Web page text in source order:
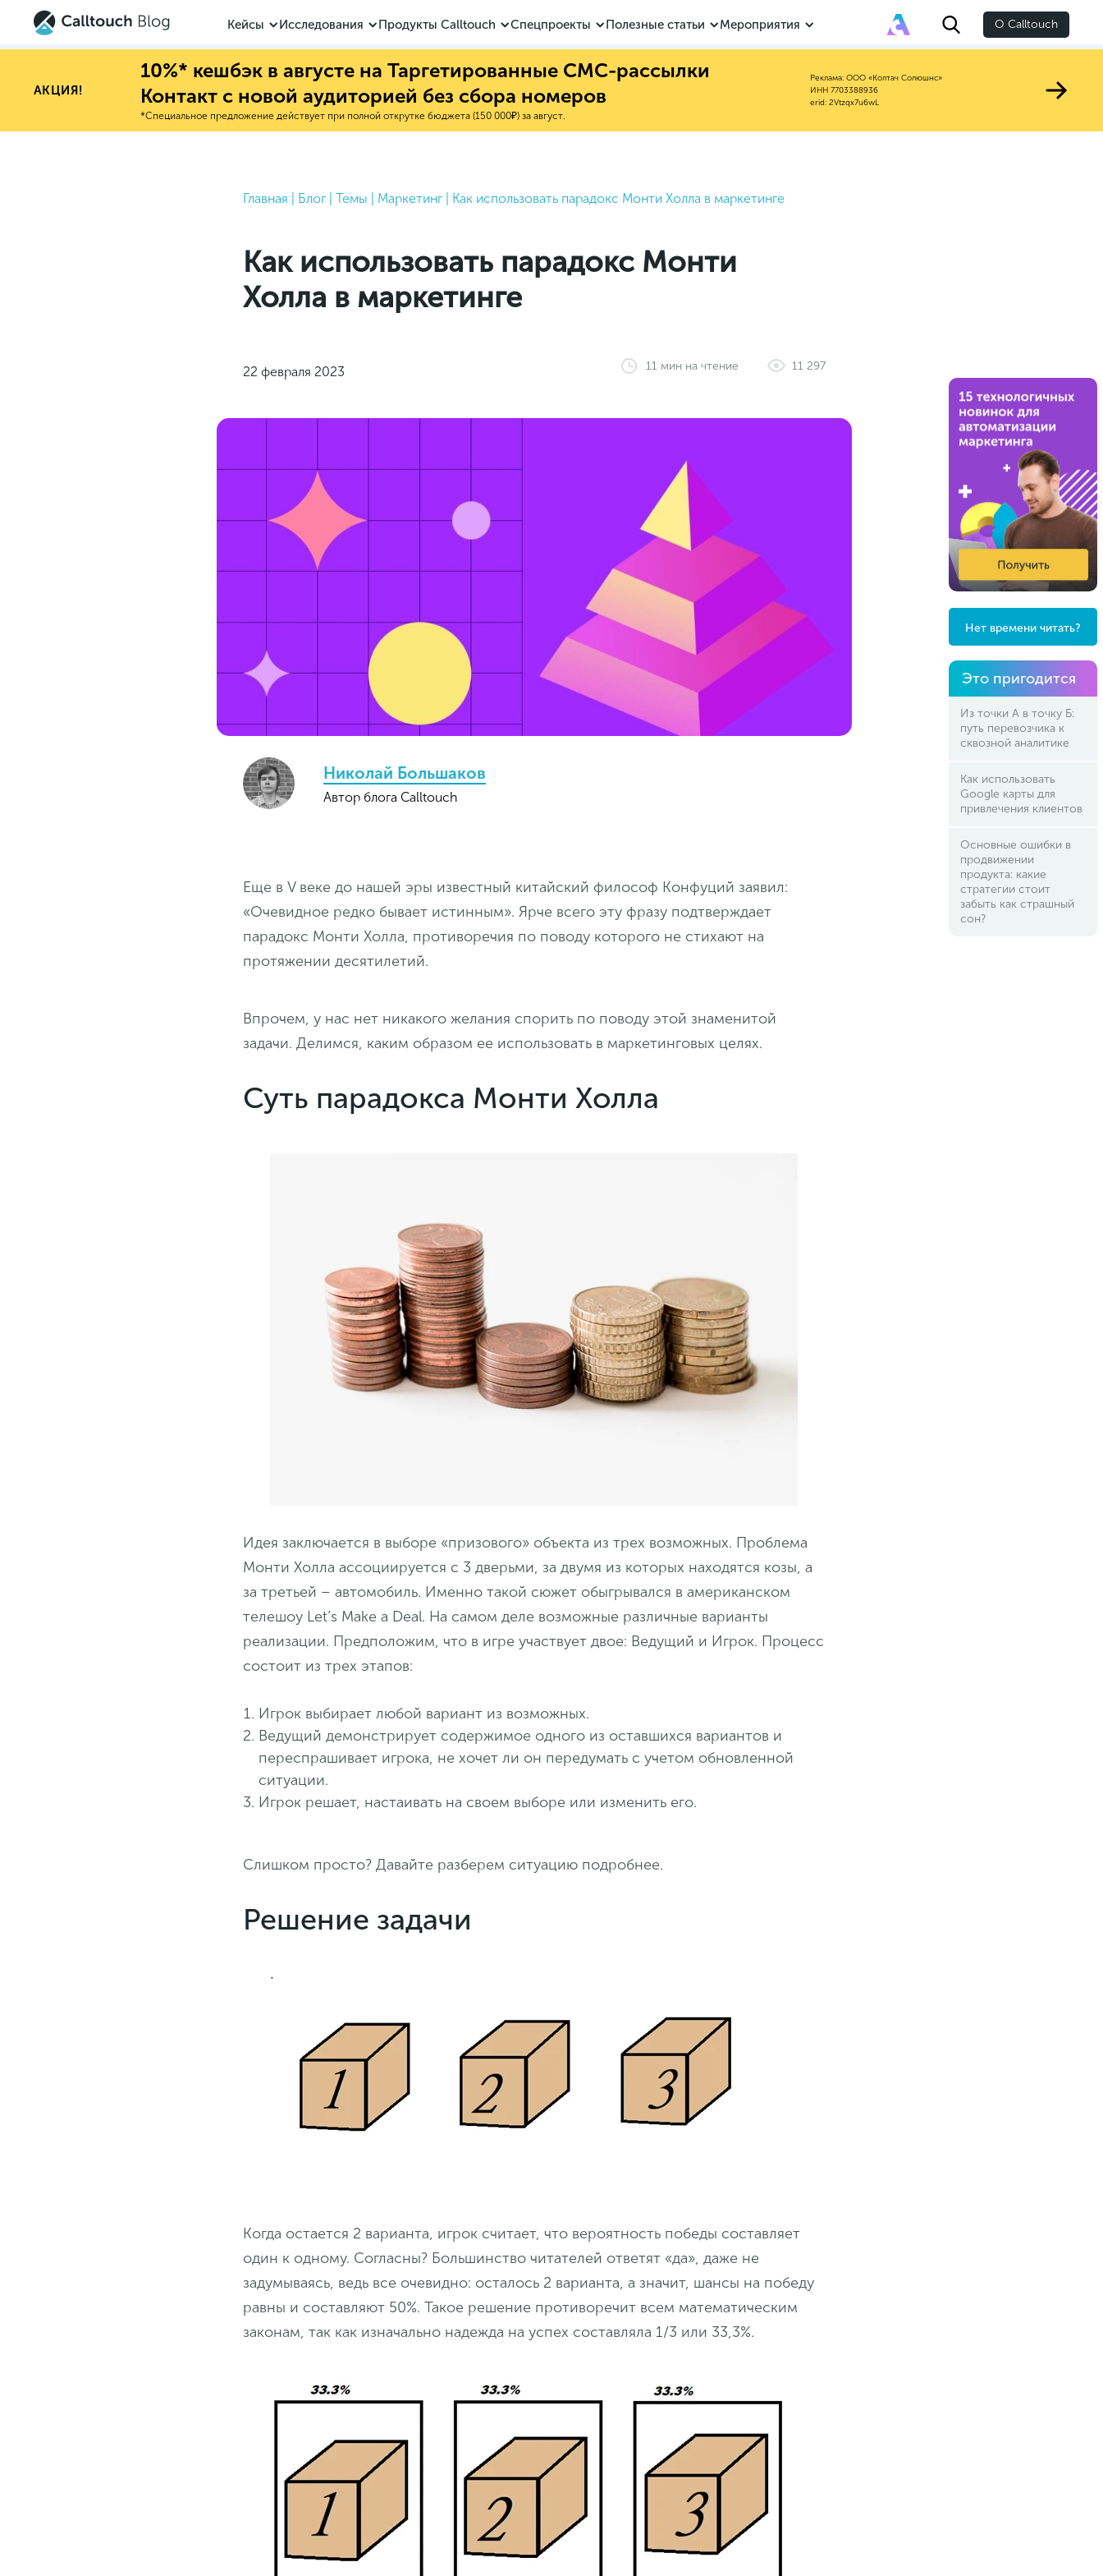
Кейсы Исследования Продукты Calltouch Спецпроекты Полезные статьи Мероприятия О Calltouch
АКЦИЯ!
10%* кешбэк в августе на Таргетированные СМС-рассылки
Контакт с новой аудиторией без сбора номеров
*Специальное предложение действует при полной открутке бюджета (150 000₽) за август.
Реклама: ООО «Колтач Солюшнс»
ИНН 7703388936
erid: 2Vtzqx7u6wL
Главная Блог| Темы Маркетинг| Как использовать парадокс Монти Холла в маркетинге
Как использовать парадокс Монти
Холла в маркетинге
22 февраля 2023 11 мин на чтение 11 297
Николай Большаков
Автор блога Calltouch
Еще в V веке до нашей эры известный китайский философ Конфуций заявил:
«Очевидное редко бывает истинным». Ярче всего эту фразу подтверждает
парадокс Монти Холла, противоречия по поводу которого не стихают на
протяжении десятилетий.
Впрочем, у нас нет никакого желания спорить по поводу этой знаменитой
задачи. Делимся, каким образом ее использовать в маркетинговых целях.
Суть парадокса Монти Холла
Идея заключается в выборе «призового» объекта из трех возможных. Проблема
Монти Холла ассоциируется с 3 дверьми, за двумя из которых находятся козы, а
за третьей – автомобиль. Именно такой сюжет обыгрывался в американском
телешоу Let’s Make a Deal. На самом деле возможные различные варианты
реализации. Предположим, что в игре участвует двое: Ведущий и Игрок. Процесс
состоит из трех этапов:
Игрок выбирает любой вариант из возможных.
Ведущий демонстрирует содержимое одного из оставшихся вариантов и
переспрашивает игрока, не хочет ли он передумать с учетом обновленной
ситуации.
Игрок решает, настаивать на своем выборе или изменить его.
Слишком просто? Давайте разберем ситуацию подробнее.
Решение задачи
Когда остается 2 варианта, игрок считает, что вероятность победы составляет
один к одному. Согласны? Большинство читателей ответят «да», даже не
задумываясь, ведь все очевидно: осталось 2 варианта, а значит, шансы на победу
равны и составляют 50%. Такое решение противоречит всем математическим
законам, так как изначально надежда на успех составляла 1/3 или 33,3%.
Нет времени читать?
Это пригодится
Из точки А в точку Б:
путь перевозчика к
сквозной аналитике
Как использовать
Google карты для
привлечения клиентов
Основные ошибки в
продвижении
продукта: какие
стратегии стоит
забыть как страшный
сон?